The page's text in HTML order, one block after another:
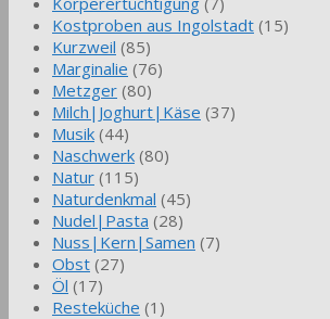
Kostproben aus Ingolstadt (15)
Kurzweil (85)
Marginalie (76)
Metzger (80)
Milch|Joghurt|Käse (37)
Musik (44)
Naschwerk (80)
Natur (115)
Naturdenkmal (45)
Nudel|Pasta (28)
Nuss|Kern|Samen (7)
Obst (27)
Öl (17)
Resteküche (1)